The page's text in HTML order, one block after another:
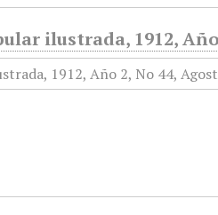
ilustrada, 1912,